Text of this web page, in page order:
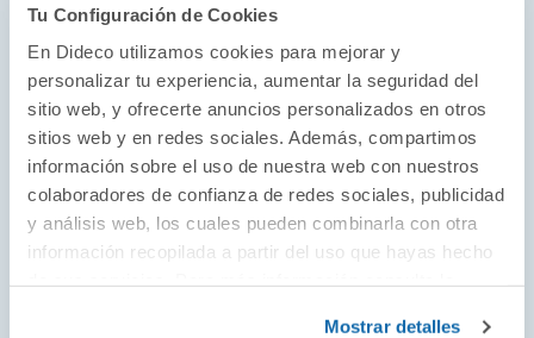
Tu Configuración de Cookies
En Dideco utilizamos cookies para mejorar y
personalizar tu experiencia, aumentar la seguridad del
sitio web, y ofrecerte anuncios personalizados en otros
sitios web y en redes sociales. Además, compartimos
información sobre el uso de nuestra web con nuestros
colaboradores de confianza de redes sociales, publicidad
y análisis web, los cuales pueden combinarla con otra
información recopilada a partir del uso que hayas hecho
Mostrar detalles
¡Una bañera llena de juguetes!
Munchkin apuesta por fomentar en desarrollo
de los pequeños y pequeñas de la casa en el
momento más divertido del día: ¡la hora del
baño! Sus juguetes con diseños coloridos y
formas de adorables animales harán de la
hora del baño una experiencia sensorial, en la
que el juego con el agua será el causante de